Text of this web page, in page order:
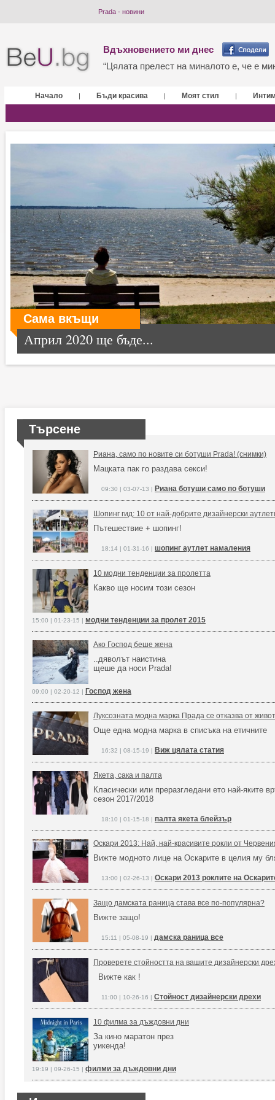
Prada - новини
Вдъхновението ми днес
“Цялата прелест на миналото е, че е
Начало | Бъди красива | Моят стил |
Сама вкъщи
Април 2020 ще бъде...
Търсене
Риана, само по новите си ботуши Prada! (снимки)
Мацката пак го раздава секси!
09:30 | 03-07-13 | Риана ботуши само по ботуши
Шопинг гид: 10 от най-добрите дизайнерски
Пътешествие + шопинг!
18:14 | 01-31-16 | шопинг аутлет намаления
10 модни тенденции за пролетта
Какво ще носим този сезон
15:00 | 01-23-15 | модни тенденции за пролет 2015
Ако Господ беше жена
..дяволът наистина
щеше да носи Prada!
09:00 | 02-20-12 | Господ жена
Луксозната модна марка Прада се отказва от
Още една модна марка в списъка на етичните
16:32 | 08-15-19 | Виж цялата статия
Якета, сака и палта
Класически или преразгледани ето най-яките
сезон 2017/2018
18:10 | 01-15-18 | палта якета блейзър
Оскари 2013: Най, най-красивите рокли от
Вижте модното лице на Оскарите в целия му
13:00 | 02-26-13 | Оскари 2013 роклите на
Защо дамската раница става все по-популярна?
Вижте защо!
15:11 | 05-08-19 | дамска раница все
Проверете стойността на вашите дизайнерски
Вижте как !
11:00 | 10-26-16 | Стойност дизайнерски дрехи
10 филма за дъждовни дни
За кино маратон през
уикенда!
19:19 | 09-26-15 | филми за дъждовни дни